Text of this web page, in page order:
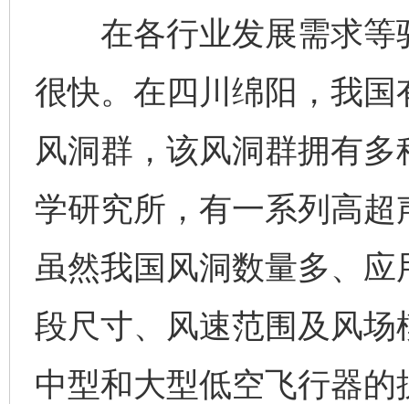
在各行业发展需求等
很快。在四川绵阳，我
风洞群，该风洞群拥有
学研究所，有一系列高
虽然我国风洞数量多、
段尺寸、风速范围及风
中型和大型低空飞行器的